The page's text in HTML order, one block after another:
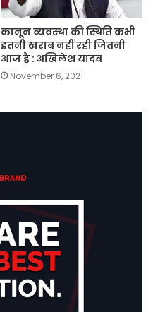
कानून व्यवस्था की स्थिति कभी
इतनी खराब नहीं रही जितनी
आज है : अखिलेश यादव
November 6, 2021